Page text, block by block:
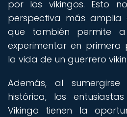
por los vikingos. Esto
perspectiva más amplia
que también permite
experimentar en primera
la vida de un guerrero
Además, al
histórica, los
Vikingo tienen la